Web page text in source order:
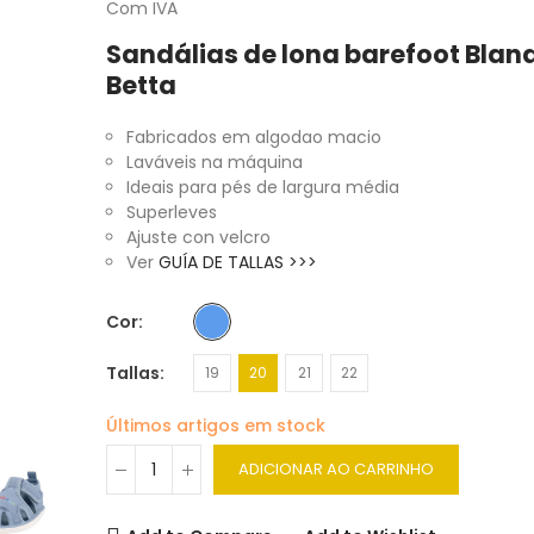
Com IVA
Sandálias de lona barefoot
Betta
Fabricados em algodao macio
Laváveis na máquina
Ideais para pés de largura média
Superleves
Ajuste con velcro
Ver GUÍA DE TALLAS >>>
Cor
Tallas 19 20 21 22
Últimos artigos em stock
ADICIONAR AO CARRINHO